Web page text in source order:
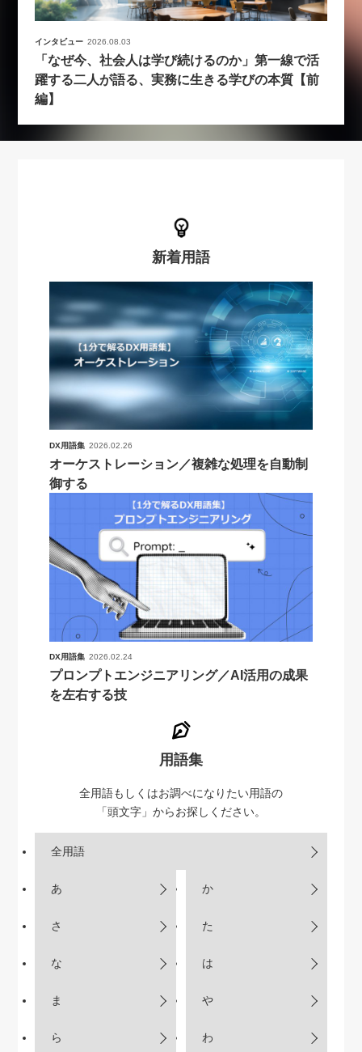
インタビュー 2026.08.03
「なぜ今、社会人は学び続けるのか」第一線で活
躍する二人が語る、実務に生きる学びの本質【前
編】
新着用語
DX用語集 2026.02.26
オーケストレーション／複雑な処理を自動制
御する
DX用語集 2026.02.24
プロンプトエンジニアリング／AI活用の成果
を左右する技
用語集
全用語もしくはお調べになりたい用語の
「頭文字」からお探しください。
全用語
あ か
さ た
な は
ま や
ら わ